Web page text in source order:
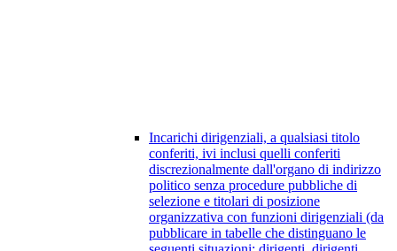
Incarichi dirigenziali, a qualsiasi titolo
conferiti, ivi inclusi quelli conferiti
discrezionalmente dall'organo di indirizzo
politico senza procedure pubbliche di
selezione e titolari di posizione
organizzativa con funzioni dirigenziali (da
pubblicare in tabelle che distinguano le